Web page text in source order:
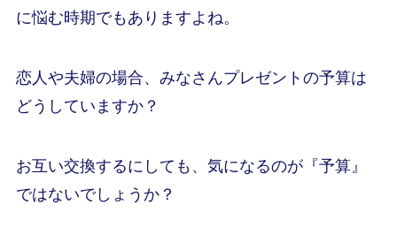
に悩む時期でもありますよね。
恋人や夫婦の場合、みなさんプレゼントの予算は
どうしていますか？
お互い交換するにしても、気になるのが『予算』
ではないでしょうか？